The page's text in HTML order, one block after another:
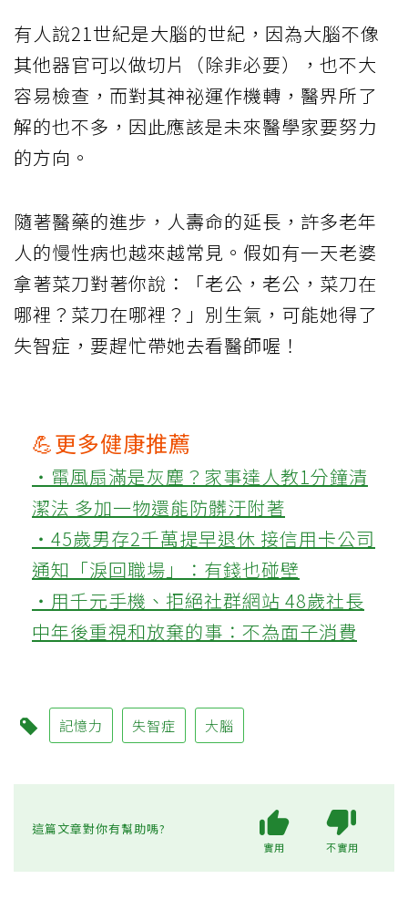
有人說21世紀是大腦的世紀，因為大腦不像
其他器官可以做切片（除非必要），也不大
容易檢查，而對其神祕運作機轉，醫界所了
解的也不多，因此應該是未來醫學家要努力
的方向。
隨著醫藥的進步，人壽命的延長，許多老年
人的慢性病也越來越常見。假如有一天老婆
拿著菜刀對著你說：「老公，老公，菜刀在
哪裡？菜刀在哪裡？」別生氣，可能她得了
失智症，要趕忙帶她去看醫師喔！
💪更多健康推薦
‧電風扇滿是灰塵？家事達人教1分鐘清
潔法 多加一物還能防髒汙附著
‧45歲男存2千萬提早退休 接信用卡公司
通知「淚回職場」：有錢也碰壁
‧用千元手機、拒絕社群網站 48歲社長
中年後重視和放棄的事：不為面子消費
記憶力 失智症 大腦
這篇文章對你有幫助嗎?
實用 不實用